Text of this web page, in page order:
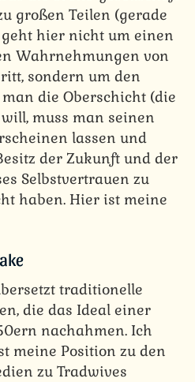
großen Teilen (gerade
hier nicht um einen
Wahrnehmungen von
sondern um den
die Oberschicht (die
muss man seinen
lassen und
der Zukunft und der
Selbstvertrauen zu
haben. Hier ist meine
traditionelle
die das Ideal einer
nachahmen. Ich
meine Position zu den
zu Tradwives